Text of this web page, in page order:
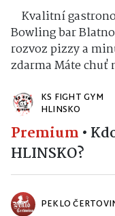
Kvalitní
Bowling bar
rozvoz pizzy a
zdarma Máte chuť
KS FIGHT GYM
HLINSKO
Premium •
HLINSKO?
PEKLO